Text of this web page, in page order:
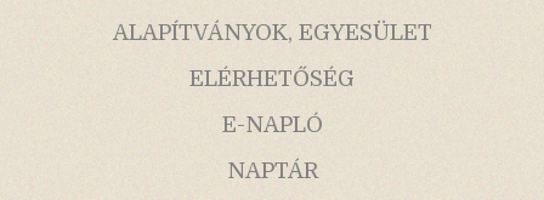
ALAPÍTVÁNYOK, EGYESÜLET
ELÉRHETŐSÉG
E-NAPLÓ
NAPTÁR